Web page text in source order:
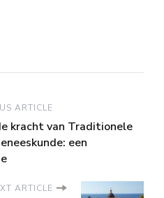
ARTICLE
kracht van Traditionele
een
ARTICLE